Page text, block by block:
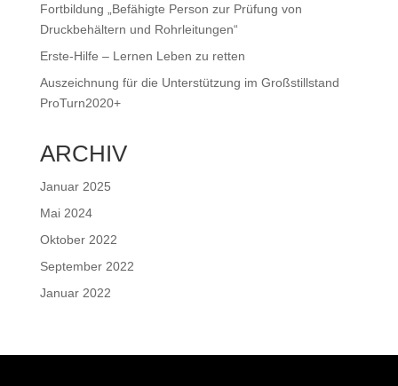
Fortbildung „Befähigte Person zur Prüfung von
Druckbehältern und Rohrleitungen“
Erste-Hilfe – Lernen Leben zu retten
Auszeichnung für die Unterstützung im Großstillstand
ProTurn2020+
ARCHIV
Januar 2025
Mai 2024
Oktober 2022
September 2022
Januar 2022